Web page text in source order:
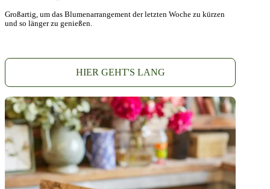
Großartig, um das Blumenarrangement der letzten Woche zu kürzen
und so länger zu genießen.
HIER GEHT'S LANG